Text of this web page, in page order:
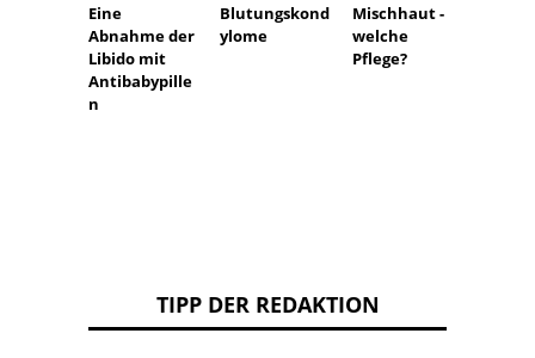
Eine
Abnahme der
Libido mit
Antibabypille
n
Blutungskond
ylome
Mischhaut -
welche
Pflege?
TIPP DER REDAKTION